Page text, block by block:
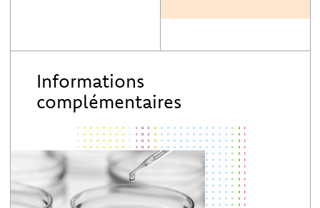
Informations
complémentaires